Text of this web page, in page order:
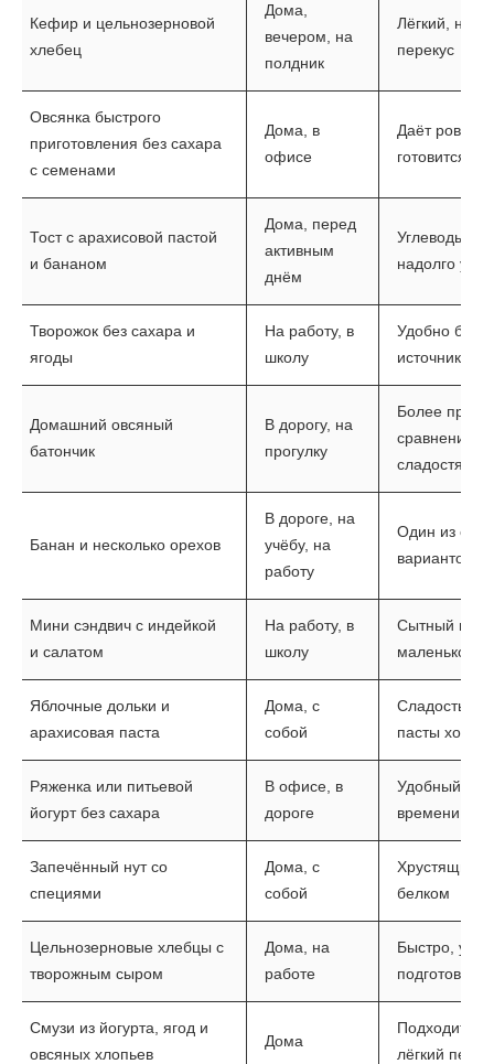
Кефир и цельнозерновой
хлебец
Дома,
вечером, на
полдник
Лёгкий, но
перекус
Овсянка быстрого
приготовления без сахара
с семенами
Дома, в
офисе
Даёт ровную
готовится
Тост с арахисовой пастой
и бананом
Дома, перед
активным
днём
Углеводы и
надолго
Творожок без сахара и
ягоды
На работу, в
школу
Удобно
источник
Домашний овсяный
батончик
В дорогу, на
прогулку
Более
сравнению
сладостями
Банан и несколько орехов
В дороге, на
учёбу, на
работу
Один из
вариантов
Мини сэндвич с индейкой
и салатом
На работу, в
школу
Сытный
маленькому
Яблочные дольки и
арахисовая паста
Дома, с
собой
Сладость
пасты
Ряженка или питьевой
йогурт без сахара
В офисе, в
дороге
Удобный
времени
Запечённый нут со
специями
Дома, с
собой
Хрустящий
белком
Цельнозерновые хлебцы с
творожным сыром
Дома, на
работе
Быстро,
подготовки
Смузи из йогурта, ягод и
овсяных хлопьев
Дома
Подходит,
лёгкий